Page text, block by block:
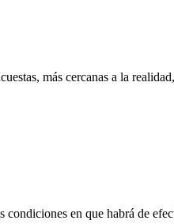
más cercanas a la
en que habrá de